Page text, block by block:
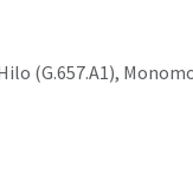
(G.657.A1),